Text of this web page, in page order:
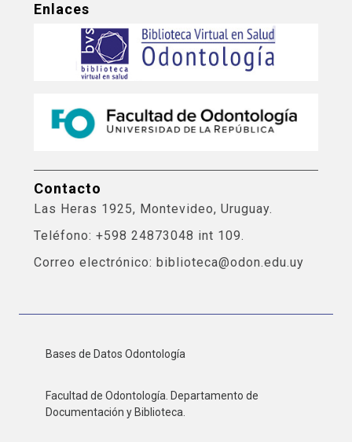
Enlaces
Contacto
Las Heras 1925, Montevideo, Uruguay.
Teléfono: +598 24873048 int 109.
Correo electrónico: biblioteca@odon.edu.uy
Bases de Datos Odontología
Facultad de Odontología. Departamento de
Documentación y Biblioteca.